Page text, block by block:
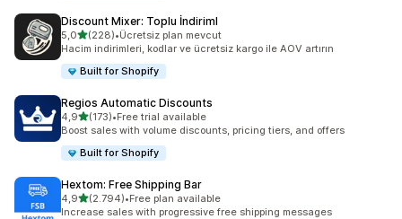
Discount Mixer: Toplu İndiriml
5,05 yıldız üzerinden
(228)
toplam 228 değerlendirme
•Ücretsiz plan mevcut
Hacim indirimleri, kodlar ve ücretsiz kargo ile AOV artırın
Built for Shopify
Regios Automatic Discounts
4,95 yıldız üzerinden
(173)
toplam 173 değerlendirme
•Free trial available
Boost sales with volume discounts, pricing tiers, and offers
Built for Shopify
Hextom: Free Shipping Bar
4,95 yıldız üzerinden
(2.794)
toplam 2794 değerlendirme
•Free plan available
Increase sales with progressive free shipping messages